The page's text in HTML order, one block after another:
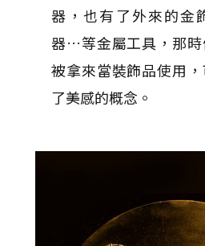
器，也有了外來的金
器…等金屬工具，那時
被拿來當裝飾品使用
了美感的概念。